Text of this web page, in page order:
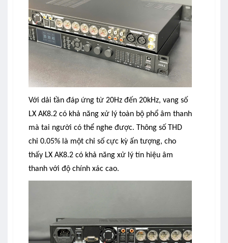
Với dải tần đáp ứng từ 20Hz đến 20kHz, vang số
LX AK8.2 có khả năng xử lý toàn bộ phổ âm thanh
mà tai người có thể nghe được. Thông số THD
chỉ 0.05% là một chỉ số cực kỳ ấn tượng, cho
thấy LX AK8.2 có khả năng xử lý tín hiệu âm
thanh với độ chính xác cao.